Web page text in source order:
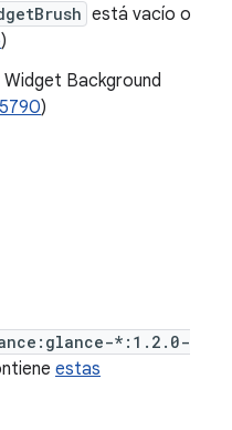
está vacío o
)
Widget Background
)
*:1.2.0-
estas